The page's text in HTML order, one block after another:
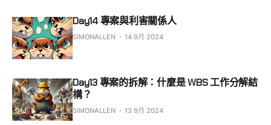
Day14 專案與利害關係人
SIMONALLEN 14 9月 2024
Day13 專案的拆解：什麼是 WBS 工作分解結
構？
SIMONALLEN 13 9月 2024